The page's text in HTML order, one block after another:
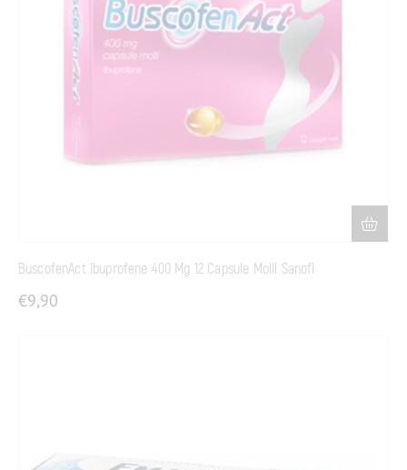
BuscofenAct Ibuprofene 400 Mg 12 Capsule Molli Sanofi
€9,90